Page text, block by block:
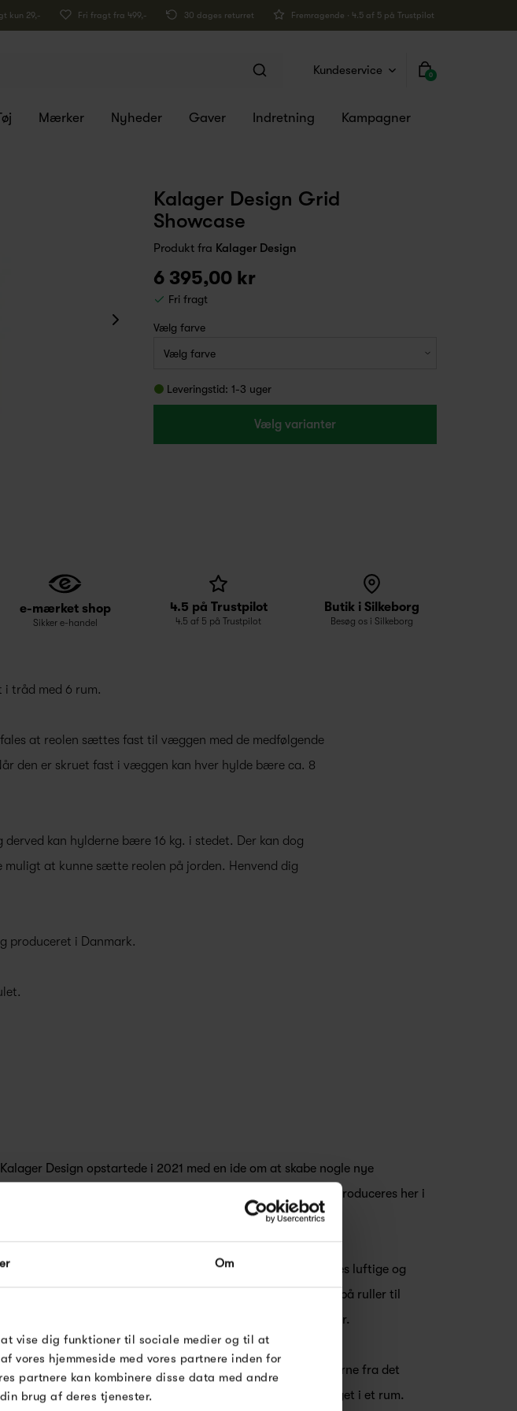
Om
vise dig funktioner til sociale medier og til at
vores hjemmeside med vores partnere inden for
partnere kan kombinere disse data med andre
brug af deres tjenester.
kun 29,- Fri fragt fra 499,- 30 dages returret Fremragende · 4.5 af 5 på Trustpilot
0
Kundeservice
Mærker Nyheder Gaver Indretning Kampagner
Kalager Design Grid
Showcase
Produkt fra Kalager Design
6 395,00 kr
Fri fragt
Vælg farve
Leveringstid: 1-3 uger
Vælg varianter
e-mærket shop
Sikker e-handel
4.5 på Trustpilot
4.5 af 5 på Trustpilot
Butik i Silkeborg
Besøg os i Silkeborg
i tråd med 6 rum.
at reolen sættes fast til væggen med de medfølgende
den er skruet fast i væggen kan hver hylde bære ca. 8
kan hylderne bære 16 kg. i stedet. Der kan dog
at kunne sætte reolen på jorden. Henvend dig
produceret i Danmark.
Kalager Design opstartede i 2021 med en ide om at skabe nogle nye
anderledes produkter til markedet. Produkterne designes og produceres her i
Danmark, nærmere bestemt i Lemvig, Vestjylland.
Den gennemgående tråd, som Kalager bruger til at skabe deres luftige og
grafiske designs er svejset i Holland. Herefter kommer tråden på ruller til
Lemvig, hvor den så klippes og bukkes til et af Kalagers møbler.
Trådens lette udtryk gør, at produkterne kan klare en af farverne fra det
store farveudvalg deres produkter fås i, uden at fylde for meget i et rum.
PÅ DIN NÆSTE ORDRE
produkter fra Fermob, File Under
nedsatte produkter.